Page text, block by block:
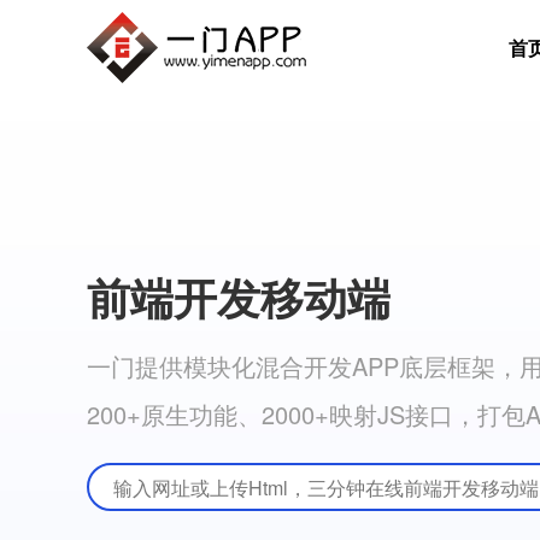
首
前端开发移动端
一门提供模块化混合开发APP底层框架，
200+原生功能、2000+映射JS接口，打包